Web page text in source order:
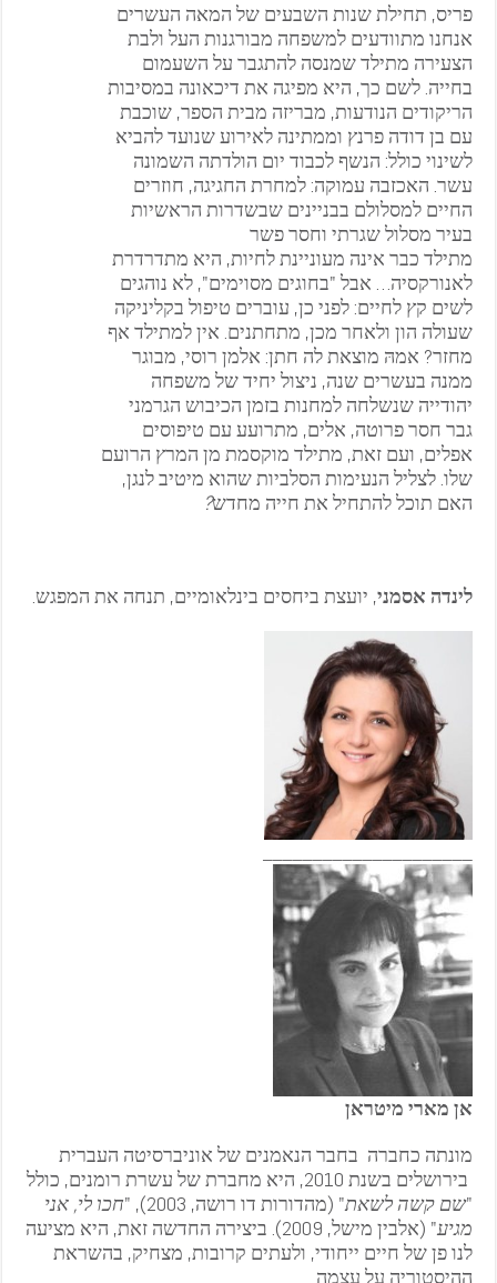
פריס, תחילת שנות השבעים של המאה העשרים
אנחנו מתוודעים למשפחה מבורגנות העל ולבת
הצעירה מתילד שמנסה להתגבר על השעמום
בחייה. לשם כך, היא מפיגה את דיכאונה במסיבות
הריקודים הנודעות, מבריזה מבית הספר, שוכבת
עם בן דודה פרנץ וממתינה לאירוע שנועד להביא
לשינוי כולל: הנשף לכבוד יום הולדתה השמונה
עשר. האכזבה עמוקה: למחרת החגיגה, חוזרים
החיים למסלולם בבניינים שבשדרות הראשיות
בעיר מסלול שגרתי וחסר פשר
מתילד כבר אינה מעוניינת לחיות, היא מתדרדרת
לאנורקסיה… אבל "בחוגים מסוימים", לא נוהגים
לשים קץ לחיים: לפני כן, עוברים טיפול בקליניקה
שעולה הון ולאחר מכן, מתחתנים. אין למתילד אף
מחזר? אמהּ מוצאת לה חתן: אלמן רוסי, מבוגר
ממנה בעשרים שנה, ניצול יחיד של משפחה
יהודייה שנשלחה למחנות בזמן הכיבוש הגרמני
גבר חסר פרוטה, אלים, מתרועע עם טיפוסים
אפלים, ועם זאת, מתילד מוקסמת מן המרץ הרועם
שלו. לצליל הנעימות הסלביות שהוא מיטיב לנגן,
האם תוכל להתחיל את חייה מחדש?
לינדה אסמני, יועצת ביחסים בינלאומיים, תנחה את המפגש.
אן מארי מיטראן
מונתה כחברה בחבר הנאמנים של אוניברסיטה העברית
בירושלים בשנת 2010, היא מחברת של עשרת רומנים, כולל
"שם קשה לשאת" (מהדורות דו רושה, 2003), "
חכו לי, אני
מגיע
" (אלבין מישל, 2009). ביצירה החדשה זאת, היא מציעה
לנו פן של חיים ייחודי, ולעתים קרובות, מצחיק, בהשראת
ההיסטוריה על עצמה…